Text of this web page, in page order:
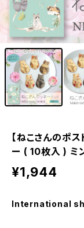
【ねこさんのポ
ー ( 10枚入 ) ミ
¥1,944
International